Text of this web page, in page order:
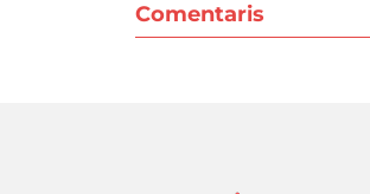
Comentaris